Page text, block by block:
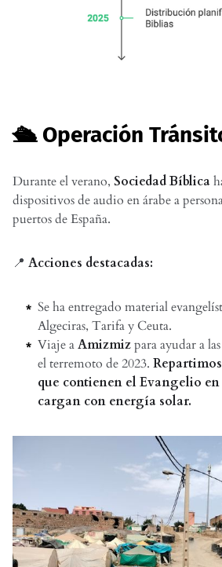
🛳️ Operación
Durante el verano, Sociedad Bíblica
dispositivos de audio en árabe a
puertos de España.
📍 Acciones destacadas:
Se ha entregado material
Algeciras, Tarifa y Ceuta.
Viaje aAmizmizpara ayudar a
el terremoto de 2023. Repartimos
que contienen el Evangelio en
cargan con energía solar.